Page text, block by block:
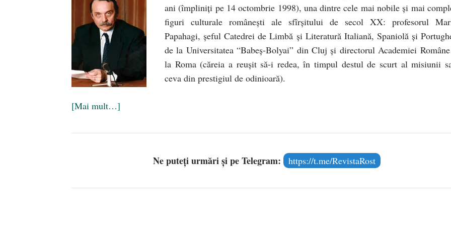
ani (împliniţi pe 14 octombrie 1998), una dintre cele mai nobile şi mai
figuri culturale româneşti ale sfîrşitului de secol XX: profesorul
Papahagi, şeful Catedrei de Limbă şi Literatură Italiană, Spaniolă şi
de la Universitatea “Babeş-Bolyai” din Cluj şi directorul Academiei
la Roma (căreia a reuşit să-i redea, în timpul destul de scurt al misiunii
ceva din prestigiul de odinioară).
[Mai mult…]
Ne puteți urmări și pe Telegram: https://t.me/RevistaRost